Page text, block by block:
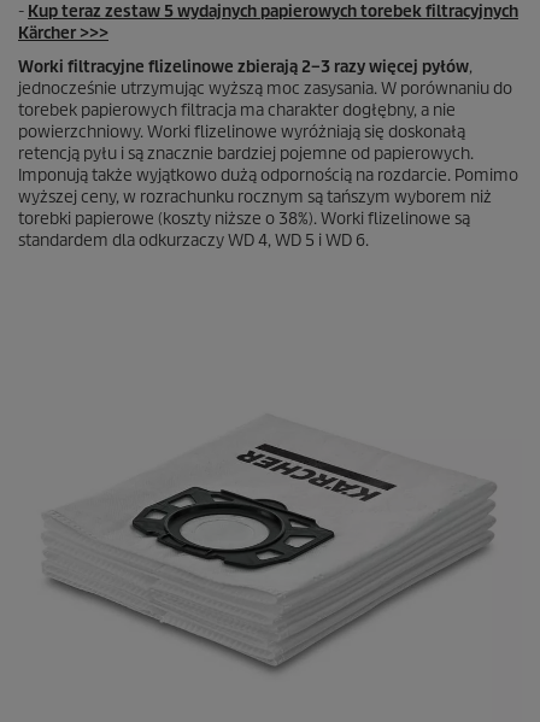
- Kup teraz zestaw 5 wydajnych papierowych torebek filtracyjnych
Kärcher >>>
Worki filtracyjne flizelinowe zbierają 2–3 razy więcej pyłów,
jednocześnie utrzymując wyższą moc zasysania. W porównaniu do
torebek papierowych filtracja ma charakter dogłębny, a nie
powierzchniowy. Worki flizelinowe wyróżniają się doskonałą
retencją pyłu i są znacznie bardziej pojemne od papierowych.
Imponują także wyjątkowo dużą odpornością na rozdarcie. Pomimo
wyższej ceny, w rozrachunku rocznym są tańszym wyborem niż
torebki papierowe (koszty niższe o 38%). Worki flizelinowe są
standardem dla odkurzaczy WD 4, WD 5 i WD 6.